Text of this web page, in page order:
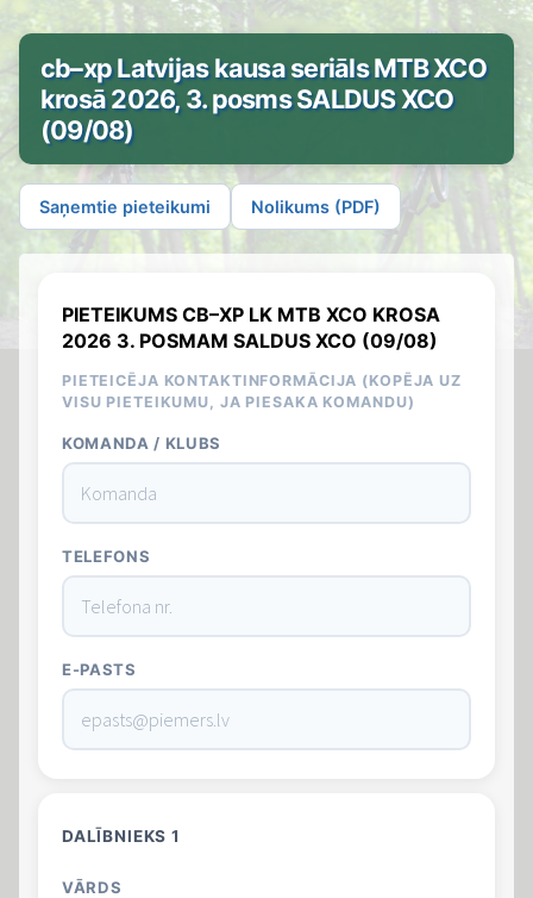
cb–xp Latvijas kausa seriāls MTB XCO
krosā 2026, 3. posms SALDUS XCO
(09/08)
Saņemtie pieteikumi Nolikums (PDF)
PIETEIKUMS CB–XP LK MTB XCO KROSA
2026 3. POSMAM SALDUS XCO (09/08)
PIETEICĒJA KONTAKTINFORMĀCIJA (KOPĒJA UZ
VISU PIETEIKUMU, JA PIESAKA KOMANDU)
KOMANDA / KLUBS
TELEFONS
E-PASTS
DALĪBNIEKS 1
VĀRDS